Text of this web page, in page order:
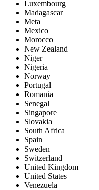
Luxembourg
Madagascar
Meta
Mexico
Morocco
New Zealand
Niger
Nigeria
Norway
Portugal
Romania
Senegal
Singapore
Slovakia
South Africa
Spain
Sweden
Switzerland
United Kingdom
United States
Venezuela